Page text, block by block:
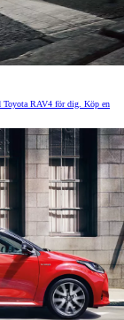
Toyota RAV4 för dig. Köp en